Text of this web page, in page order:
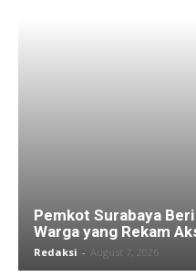
Pemkot Surabaya
Warga yang Rekam
Redaksi - August 7, 2026